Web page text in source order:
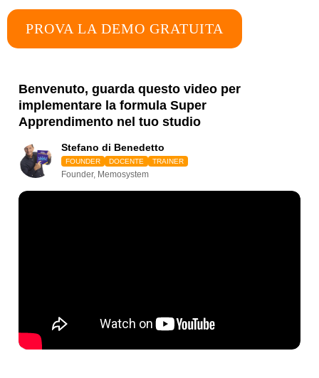
PROVA LA DEMO GRATUITA
Benvenuto, guarda questo video per
implementare la formula Super
Apprendimento nel tuo studio
Stefano di Benedetto
FOUNDER DOCENTE TRAINER
Founder, Memosystem